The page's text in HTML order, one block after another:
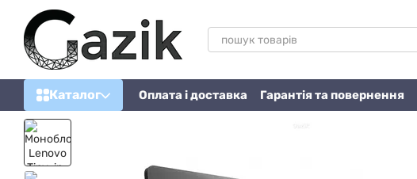
Перейти до основного контенту
Каталог Оплата і доставка Гарантія та повернення